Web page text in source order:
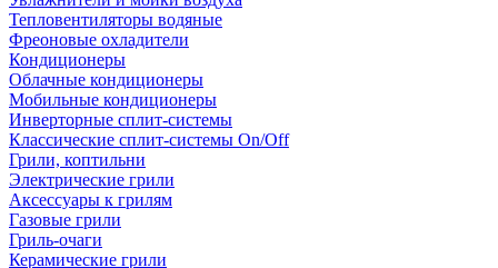
Тепловентиляторы водяные
Фреоновые охладители
Кондиционеры
Облачные кондиционеры
Мобильные кондиционеры
Инверторные сплит-системы
Классические сплит-системы On/Off
Грили, коптильни
Электрические грили
Аксессуары к грилям
Газовые грили
Гриль-очаги
Керамические грили